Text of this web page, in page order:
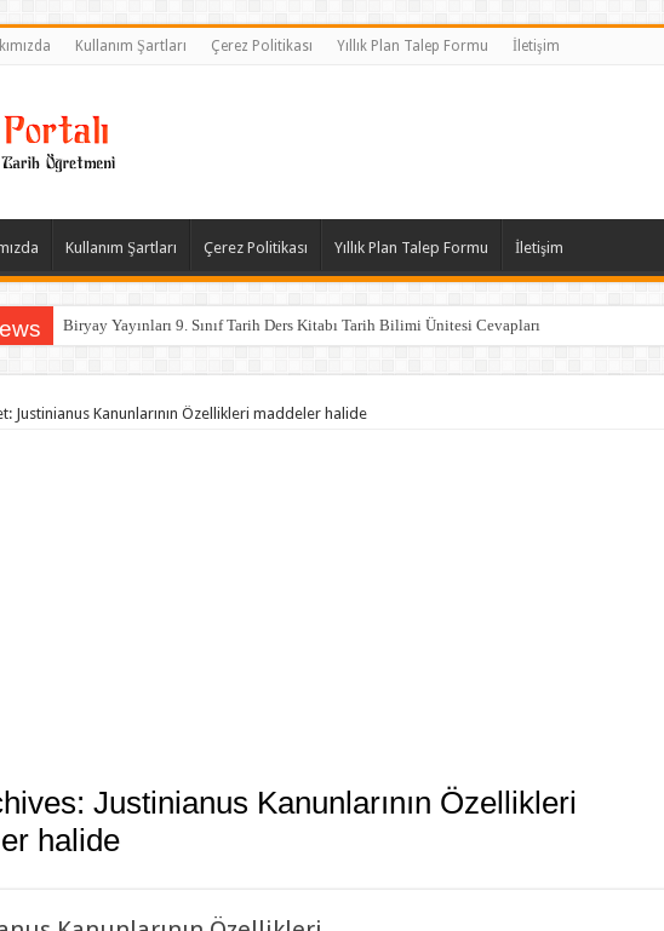
Kullanım Şartları Çerez Politikası Yıllık Plan Talep Formu İletişim
Kullanım Şartları Çerez Politikası Yıllık Plan Talep Formu İletişim
Biryay Yayınları 9. Sınıf Tarih Ders Kitabı Tarih Bilimi Ünitesi Cevapları
Justinianus Kanunlarının Özellikleri maddeler halide
Justinianus Kanunlarının Özellikleri
halide